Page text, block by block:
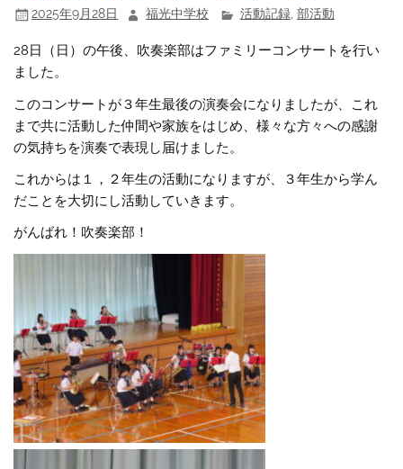
2025年9月28日 福光中学校 活動記録, 部活動
28日（日）の午後、吹奏楽部はファミリーコンサートを行い
ました。
このコンサートが３年生最後の演奏会になりましたが、これ
まで共に活動した仲間や家族をはじめ、様々な方々への感謝
の気持ちを演奏で表現し届けました。
これからは１，２年生の活動になりますが、３年生から学ん
だことを大切にし活動していきます。
がんばれ！吹奏楽部！